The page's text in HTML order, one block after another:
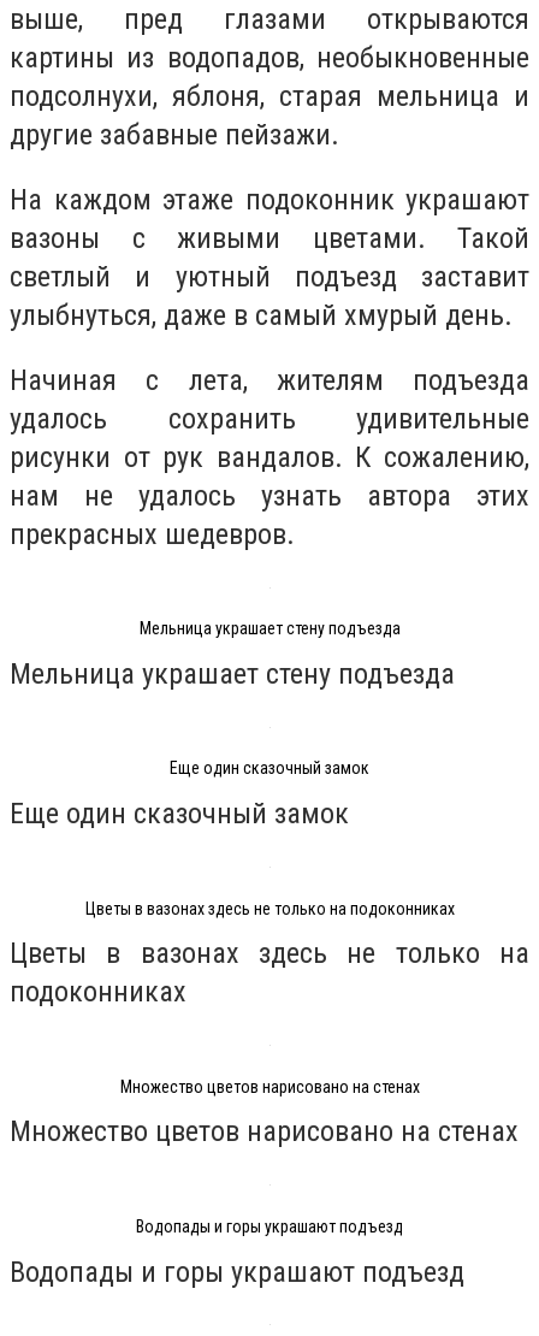
выше, пред глазами открываются
картины из водопадов, необыкновенные
подсолнухи, яблоня, старая мельница и
другие забавные пейзажи.
На каждом этаже подоконник украшают
вазоны с живыми цветами. Такой
светлый и уютный подъезд заставит
улыбнуться, даже в самый хмурый день.
Начиная с лета, жителям подъезда
удалось сохранить удивительные
рисунки от рук вандалов. К сожалению,
нам не удалось узнать автора этих
прекрасных шедевров.
Мельница украшает стену подъезда
Мельница украшает стену подъезда
Еще один сказочный замок
Еще один сказочный замок
Цветы в вазонах здесь не только на подоконниках
Цветы в вазонах здесь не только на
подоконниках
Множество цветов нарисовано на стенах
Множество цветов нарисовано на стенах
Водопады и горы украшают подъезд
Водопады и горы украшают подъезд